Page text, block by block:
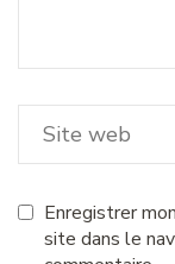
Enregistrer
site dans le